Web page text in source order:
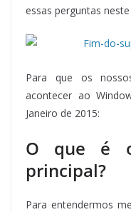
essas perguntas
Para que os
acontecer ao
Janeiro de 2015:
O que é
principal?
Para entendermos